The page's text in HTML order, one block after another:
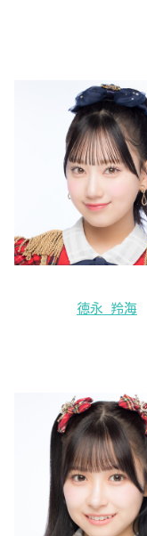
徳永 羚海